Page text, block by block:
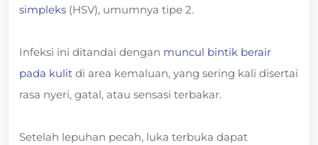
simpleks (HSV), umumnya tipe 2.
Infeksi ini ditandai dengan muncul bintik berair
pada kulit di area kemaluan, yang sering kali disertai
rasa nyeri, gatal, atau sensasi terbakar.
Setelah lepuhan pecah, luka terbuka dapat